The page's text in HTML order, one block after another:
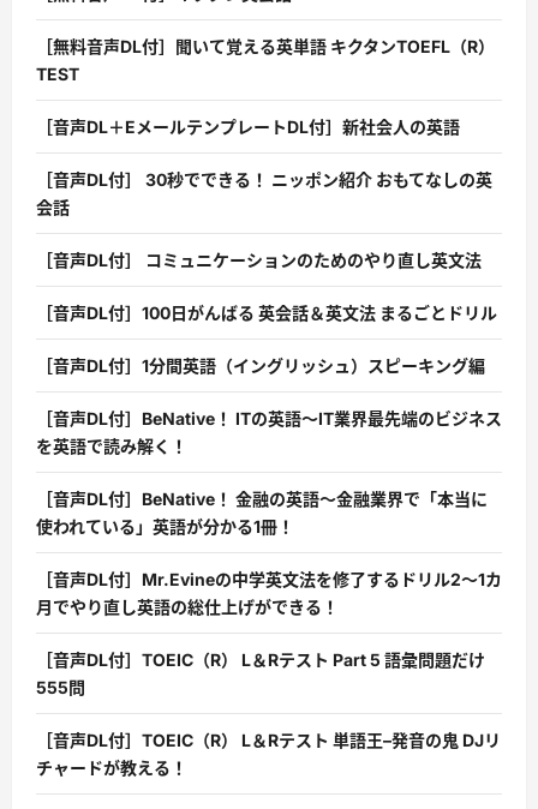
［無料音声DL付］聞いて覚える英単語 キクタンTOEFL（R）
TEST
［音声DL＋EメールテンプレートDL付］新社会人の英語
［音声DL付］ 30秒でできる！ ニッポン紹介 おもてなしの英
会話
［音声DL付］ コミュニケーションのためのやり直し英文法
［音声DL付］100日がんばる 英会話＆英文法 まるごとドリル
［音声DL付］1分間英語（イングリッシュ）スピーキング編
［音声DL付］BeNative！ ITの英語〜IT業界最先端のビジネス
を英語で読み解く！
［音声DL付］BeNative！ 金融の英語〜金融業界で「本当に
使われている」英語が分かる1冊！
［音声DL付］Mr.Evineの中学英文法を修了するドリル2〜1カ
月でやり直し英語の総仕上げができる！
［音声DL付］TOEIC（R） L＆Rテスト Part 5 語彙問題だけ
555問
［音声DL付］TOEIC（R） L＆Rテスト 単語王–発音の鬼 DJリ
チャードが教える！